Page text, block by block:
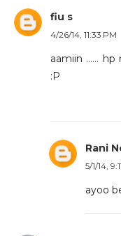
fiu s
4/26/14, 11:33 PM
aamiin ......
:P
Rani
5/1/14,
ayoo